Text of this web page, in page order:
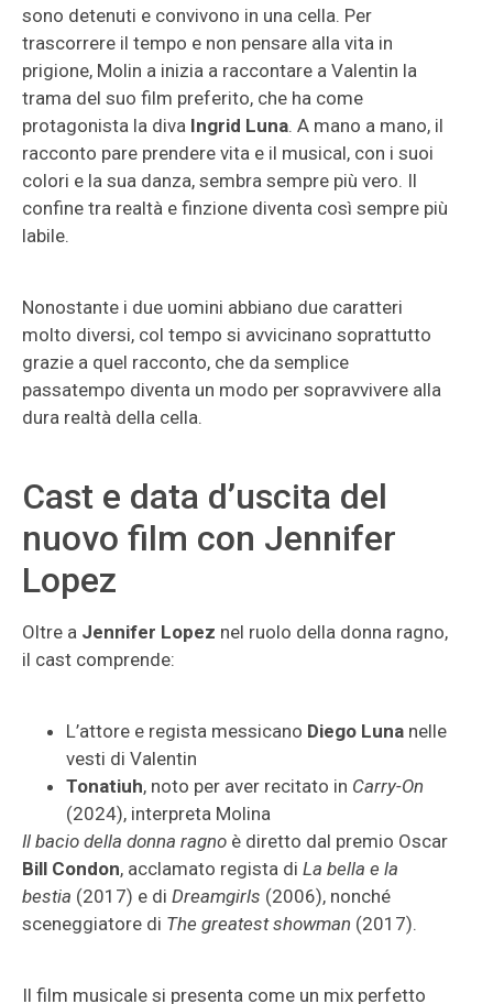
sono detenuti e convivono in una cella. Per
trascorrere il tempo e non pensare alla vita in
prigione, Molin a inizia a raccontare a Valentin la
trama del suo film preferito, che ha come
protagonista la diva Ingrid Luna. A mano a mano, il
racconto pare prendere vita e il musical, con i suoi
colori e la sua danza, sembra sempre più vero. Il
confine tra realtà e finzione diventa così sempre più
labile.
Nonostante i due uomini abbiano due caratteri
molto diversi, col tempo si avvicinano soprattutto
grazie a quel racconto, che da semplice
passatempo diventa un modo per sopravvivere alla
dura realtà della cella.
Cast e data d’uscita del
nuovo film con Jennifer
Lopez
Oltre a Jennifer Lopez nel ruolo della donna ragno,
il cast comprende:
L’attore e regista messicano Diego Luna nelle
vesti di Valentin
Tonatiuh, noto per aver recitato in Carry-On
(2024), interpreta Molina
Il bacio della donna ragno è diretto dal premio Oscar
Bill Condon, acclamato regista di La bella e la
bestia (2017) e di Dreamgirls (2006), nonché
sceneggiatore di The greatest showman (2017).
Il film musicale si presenta come un mix perfetto